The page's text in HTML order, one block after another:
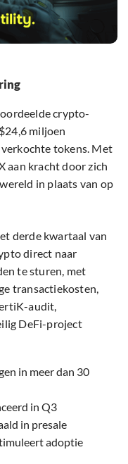
crypto-
miljoen
tokens. Met
aan kracht door zich
in plaats van op
derde kwartaal van
direct naar
te sturen, met
transactiekosten,
audit,
DeFi-project
in meer dan 30
in Q3
in presale
adoptie